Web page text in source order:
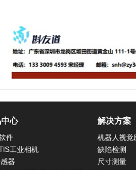
心
件
工业相机
器
解决方案
机器人视觉
缺陷检测
尺寸测量